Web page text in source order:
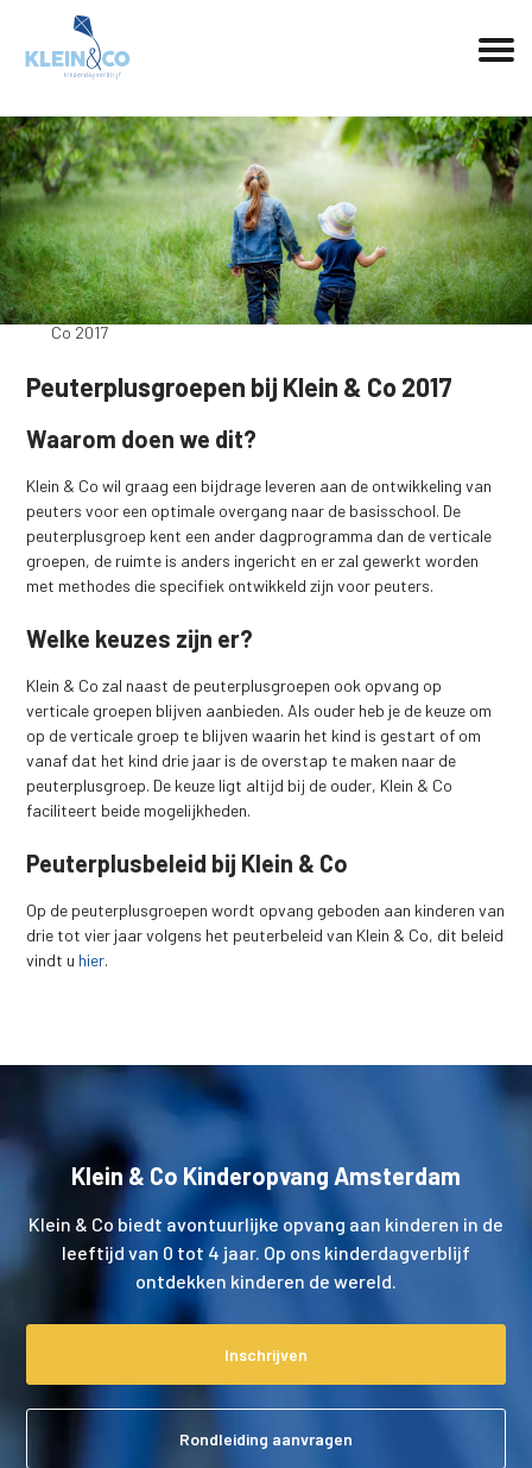
Home»Nieuws»Nieuws»Peuterplusgroepen bij Klein &
Co 2017
Peuterplusgroepen bij Klein & Co 2017
Waarom doen we dit?
Klein & Co wil graag een bijdrage leveren aan de ontwikkeling van
peuters voor een optimale overgang naar de basisschool. De
peuterplusgroep kent een ander dagprogramma dan de verticale
groepen, de ruimte is anders ingericht en er zal gewerkt worden
met methodes die specifiek ontwikkeld zijn voor peuters.
Welke keuzes zijn er?
Klein & Co zal naast de peuterplusgroepen ook opvang op
verticale groepen blijven aanbieden. Als ouder heb je de keuze om
op de verticale groep te blijven waarin het kind is gestart of om
vanaf dat het kind drie jaar is de overstap te maken naar de
peuterplusgroep. De keuze ligt altijd bij de ouder, Klein & Co
faciliteert beide mogelijkheden.
Peuterplusbeleid bij Klein & Co
Op de peuterplusgroepen wordt opvang geboden aan kinderen van
drie tot vier jaar volgens het peuterbeleid van Klein & Co, dit beleid
vindt u hier.
Klein & Co Kinderopvang Amsterdam
Klein & Co biedt avontuurlijke opvang aan kinderen in de
leeftijd van 0 tot 4 jaar. Op ons kinderdagverblijf
ontdekken kinderen de wereld.
Inschrijven
Rondleiding aanvragen